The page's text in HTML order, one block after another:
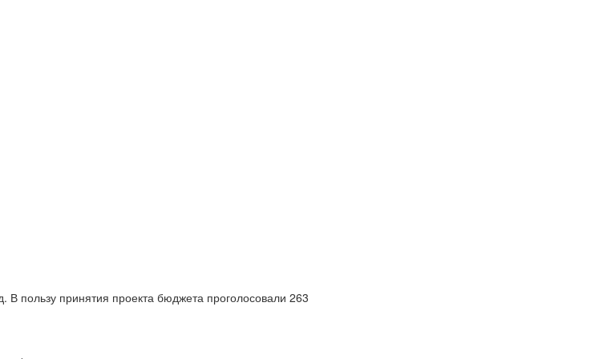
пользу принятия проекта бюджета проголосовали 263